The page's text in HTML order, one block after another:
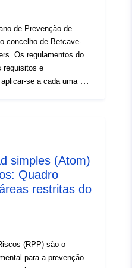
de Prevenção de
concelho de Betcave-
do
requisitos e
se a cada uma das
novas casas. No
se aplicam a
alguns desses
terceiros.
simples (Atom)
Quadro
restritas do
(RPP) são o
para a prevenção